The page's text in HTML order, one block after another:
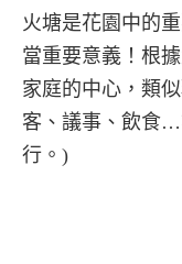
火塘是花園中的
當重要意義！根
家庭的中心，類
客、議事、飲食
行。)